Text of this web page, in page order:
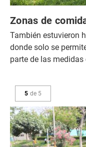
Zonas de
También estuvieron
donde solo se
parte de las
5 de 5